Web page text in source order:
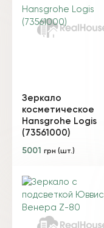
Зеркало
косметическое
Hansgrohe Logis
(73561000)
5001 грн (шт.)